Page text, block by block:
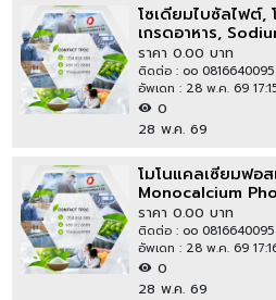
โซเดียมไบซัลไฟต์,
เกรดอาหาร,
Bisulphite, Food
ราคา 0.00 บาท
ติดต่อ : oo 0816640095
อัพเดท : 28 พ.ค. 69
0
28 พ.ค. 69
โมโนแคลเซียมฟอ
Monocalcium
Grade, E341i
ราคา 0.00 บาท
ติดต่อ : oo 0816640095
อัพเดท : 28 พ.ค. 69
0
28 พ.ค. 69